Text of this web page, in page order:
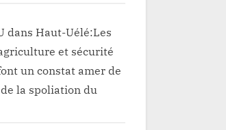
dans Haut-Uélé:Les
et sécurité
un constat amer de
la spoliation du